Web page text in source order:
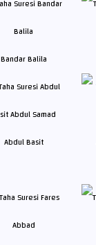
Bandar Balila
Abdul Basit